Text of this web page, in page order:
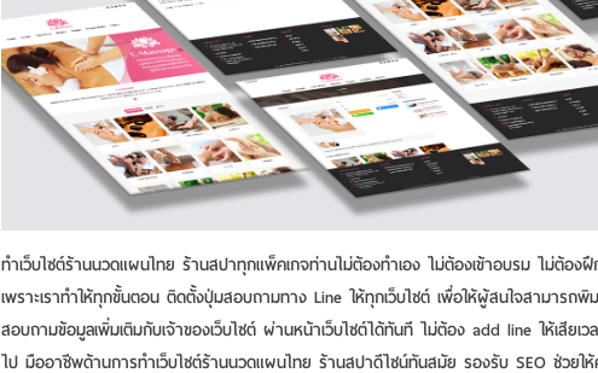
ทําเว็บไซต์ร้านนวดแผนไทย ร้านสปาทุกแพ็คเกจท่านไม่ต้องทำเอง ไม่ต้องเข้าอบรม ไม่ต้องฝึ
เพราะเราทําให้ทุกขั้นตอน ติดตั้งปุ่มสอบถามทาง Line ให้ทุกเว็บไซต์ เพื่อให้ผู้สนใจสามารถ
สอบถามข้อมูลเพิ่มเติมกับเจ้าของเว็บไซต์ ผ่านหน้าเว็บไซต์ได้ทันที ไม่ต้อง add line ให้เสียเ
ไป มืออาชีพด้านการทำเว็บไซต์ร้านนวดแผนไทย ร้านสปาดีไซน์ทันสมัย รองรับ SEO ช่วยใ